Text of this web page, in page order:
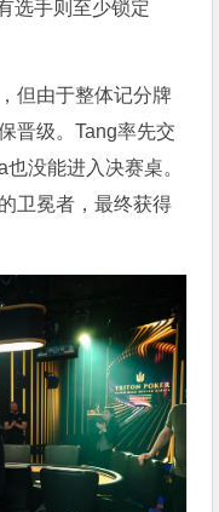
选手则至少锁定
但由于整体记分牌
晋级。Tang率先交
没能进入决赛桌。
卫冕者，最终获得